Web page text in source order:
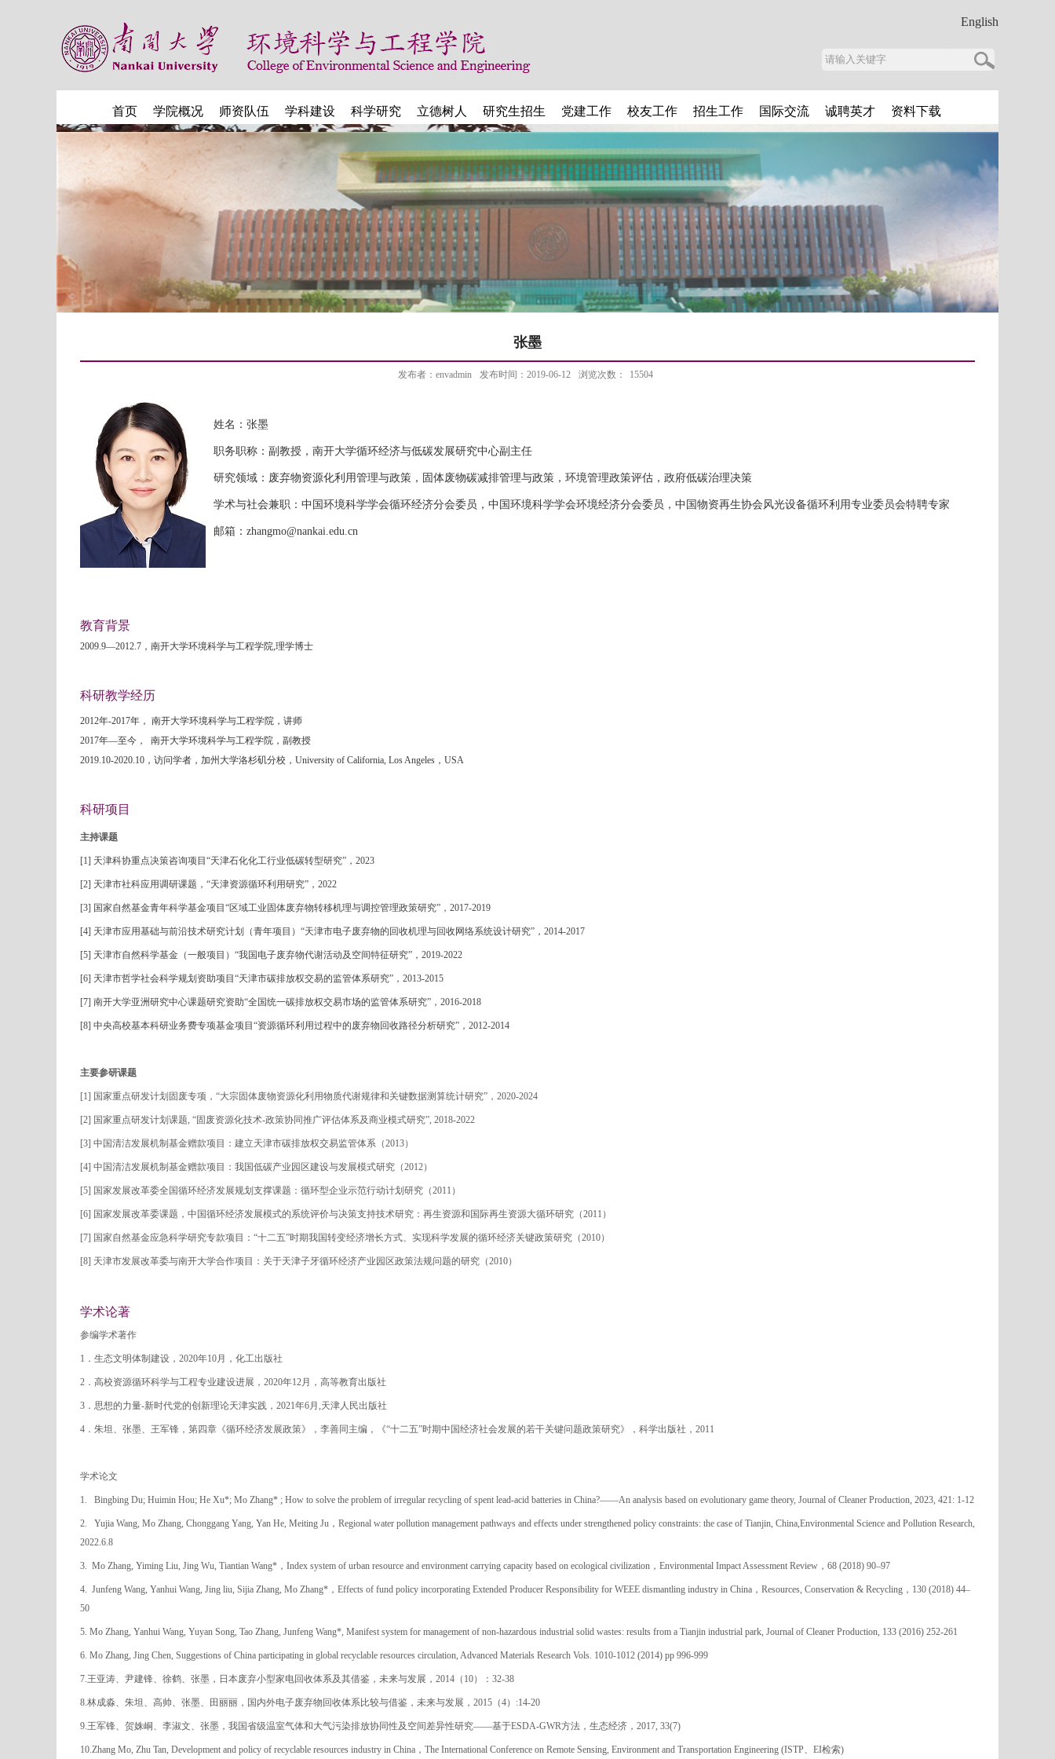
English
首页 学院概况 师资队伍 学科建设 科学研究 立德树人 研究生招生 党建工作 校友工作 招生工作 国际交流 诚聘英才 资料下载
张墨
发布者：envadmin 发布时间：2019-06-12 浏览次数： 15504
姓名：张墨
职务职称：副教授 ，南开大学循环经济与低碳发展研究中心副主任
研究领域： 废弃物资源化利用管理与政策，固体废物碳减排管理与政策，环境管理政策评估，政府低碳治理决策
学术与社会兼职： 中国环境科学学会循环经济分会委员，中国环境科学学会环境经济分会委员，中国物资再生协会风光设备循环利用专业委员会特聘专家
邮箱： zhangmo@nankai.edu.cn
教育背景
2009.9—2012.7 ，南开大学环境科学与工程学院,理学博士
科研教学经历
2012年-2017年， 南开大学环境科学与工程学院，讲师
2017年—至今，
南开大学环境科学与工程学院，副教授
2019.10-2020.10 ，访问学者，加州大学洛杉矶分校， University of California, Los Angeles ， USA
科研项目
主持课题
[1] 天津科协重点决策咨询项目“天津石化化工行业低碳转型研究”， 2023
[2] 天津市社科应用调研课题，“天津资源循环利用研究”， 2022
[3] 国家自然基金青年科学基金项目 “区域工业固体废弃物转移机理与调控管理政策研究” ， 2017-2019
[4] 天津市应用基础与前沿技术研究计划（青年项目） “天津市电子废弃物的回收机理与回收网络系统设计研究” ， 2014-2017
[5] 天津市自然科学基金（一般项目）“我国电子废弃物代谢活动及空间特征研究”， 2019-2022
[6] 天津市哲学社会科学规划资助项目 “天津市碳排放权交易的监管体系研究” ， 2013-2015
[7] 南开大学亚洲研究中心课题研究资助“全国统一碳排放权交易市场的监管体系研究” ， 2016-2018
[8] 中央高校基本科研业务费专项基金项目 “资源循环利用过程中的废弃物回收路径分析研究” ， 2012-2014
主要参研课题
[1] 国家重点研发计划固废专项，“大宗固体废物资源化利用物质代谢规律和关键数据测算统计研究”， 2020-2024
[2] 国家重点研发计划课题, “固废资源化技术-政策协同推广评估体系及商业模式研究”, 2018-2022
[3] 中国清洁发展机制基金赠款项目：建立天津市碳排放权交易监管体系（2013）
[4] 中国清洁发展机制基金赠款项目：我国低碳产业园区建设与发展模式研究（2012）
[5] 国家发展改革委全国循环经济发展规划支撑课题：循环型企业示范行动计划研究（2011 ）
[6] 国家发展改革委课题，中国循环经济发展模式的系统评价与决策支持技术研究：再生资源和国际再生资源大循环研究（2011 ）
[7] 国家自然基金应急科学研究专款项目： “十二五”时期我国转变经济增长方式、实现科学发展的循环经济关键政策研究（2010）
[8] 天津市发展改革委与南开大学合作项目：关于天津子牙循环经济产业园区政策法规问题的研究（2010）
学术论著
参编学术著作
1 ．生态文明体制建设， 2020年10月，化工出版社
2 ．高校资源循环科学与工程专业建设进展， 2020年12月，高等教育出版社
3 ． 思想的力量-新时代党的创新理论天津实践， 2021年6月 ,天津人民出版社
4 ． 朱坦、张墨、王军锋，第四章《循环经济发展政策》，李善同主编，《“十二五”时期中国经济社会发展的若干关键问题政策研究》，科学出版社， 2011
学术论文
1. Bingbing Du; Huimin Hou; He Xu*; Mo Zhang* ; How to solve the problem of irregular recycling of spent lead-acid batteries in China?——An analysis based on evolutionary game theory, Journal of Cleaner Production, 2023, 421: 1-12
2. Yujia Wang, Mo Zhang, Chonggang Yang, Yan He, Meiting Ju ， Regional water pollution management pathways and effects under strengthened policy constraints: the case of Tianjin, China,Environmental Science and Pollution Research,
2022.6.8
3. Mo Zhang, Yiming Liu, Jing Wu, Tiantian Wang* ， Index system of urban resource and environment carrying capacity based on ecological civilization ， Environmental Impact Assessment Review ， 68 (2018) 90–97
4. Junfeng Wang, Yanhui Wang, Jing liu, Sijia Zhang, Mo Zhang* ， Effects of fund policy incorporating Extended Producer Responsibility for WEEE dismantling industry in China ， Resources, Conservation & Recycling ， 130 (2018) 44–
50
5. Mo Zhang, Yanhui Wang, Yuyan Song, Tao Zhang, Junfeng Wang*, Manifest system for management of non-hazardous industrial solid wastes: results from a Tianjin industrial park, Journal of Cleaner Production, 133 (2016) 252-261
6. Mo Zhang, Jing Chen, Suggestions of China participating in global recyclable resources circulation, Advanced Materials Research Vols. 1010-1012 (2014) pp 996-999
7.王亚涛、尹建锋、徐鹤、张墨，日本废弃小型家电回收体系及其借鉴，未来与发展， 2014 （ 10）： 32-38
8.林成淼、朱坦、高帅、张墨、田丽丽，国内外电子废弃物回收体系比较与借鉴，未来与发展， 2015 （4） :14-20
9.王军锋、贺姝峒、李淑文、张墨，我国省级温室气体和大气污染排放协同性及空间差异性研究——基于ESDA-GWR方法，生态经济， 2017, 33(7)
10.Zhang Mo, Zhu Tan, Development and policy of recyclable resources industry in China ， The International Conference on Remote Sensing, Environment and Transportation Engineering (ISTP、 EI检索)